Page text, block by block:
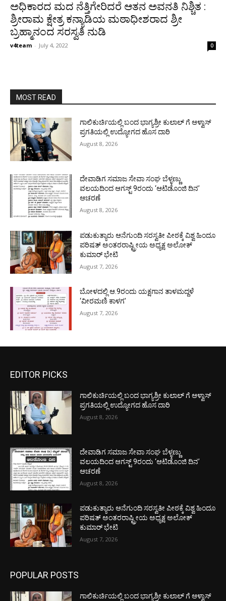
ಅಧಿಕಾರದ ಮದ ನೆತ್ತಿಗೇರಿದರೆ ಆತನ ಅವನತಿ ನಿಶ್ಚಿತ :
ಶ್ರೀರಾಮ ಕ್ಷೇತ್ರ ಕನ್ಯಾಡಿಯ ಮಠಾಧೀಶರಾದ ಶ್ರೀ
ಬ್ರಹ್ಮಾನಂದ ಸರಸ್ವತಿ ನುಡಿ
v4team - July 4, 2022 0
MOST READ
ಗಾಲಿಕುರ್ಚಿಯಲ್ಲಿ ಬಂದ ಭಾಗ್ಯಶ್ರೀ ಕುಲಾಲ್ ಗೆ ಆಳ್ವಾಸ್
ಪ್ರಗತಿಯಲ್ಲಿ ಉದ್ಯೋಗದ ಹೊಸ ದಾರಿ
August 8, 2026
ದೇವಾಡಿಗ ಸಮಾಜ ಸೇವಾ ಸಂಘ ಬೆಳ್ಳಣ್ಣು
ವಲಯದಿಂದ ಆಗಸ್ಟ್ 9ರಂದು ‘ಆಟಿಡೊಂಜಿ ದಿನ’
ಆಚರಣೆ
August 8, 2026
ಪಡುಕುತ್ಯಾರು ಆನೆಗುಂದಿ ಸರಸ್ವತೀ ಪೀಠಕ್ಕೆ ವಿಶ್ವ ಹಿಂದೂ
ಪರಿಷತ್ ಅಂತರರಾಷ್ಟ್ರೀಯ ಅಧ್ಯಕ್ಷ ಅಲೋಕ್
ಕುಮಾರ್ ಭೇಟಿ
August 7, 2026
ಬೋಳದಲ್ಲಿ ಆ.9ರಂದು ಯಕ್ಷಗಾನ ತಾಳಮದ್ದಳೆ
‘ವೀರಮಣಿ ಕಾಳಗ’
August 7, 2026
EDITOR PICKS
ಗಾಲಿಕುರ್ಚಿಯಲ್ಲಿ ಬಂದ ಭಾಗ್ಯಶ್ರೀ ಕುಲಾಲ್ ಗೆ ಆಳ್ವಾಸ್
ಪ್ರಗತಿಯಲ್ಲಿ ಉದ್ಯೋಗದ ಹೊಸ ದಾರಿ
August 8, 2026
ದೇವಾಡಿಗ ಸಮಾಜ ಸೇವಾ ಸಂಘ ಬೆಳ್ಳಣ್ಣು
ವಲಯದಿಂದ ಆಗಸ್ಟ್ 9ರಂದು ‘ಆಟಿಡೊಂಜಿ ದಿನ’
ಆಚರಣೆ
August 8, 2026
ಪಡುಕುತ್ಯಾರು ಆನೆಗುಂದಿ ಸರಸ್ವತೀ ಪೀಠಕ್ಕೆ ವಿಶ್ವ ಹಿಂದೂ
ಪರಿಷತ್ ಅಂತರರಾಷ್ಟ್ರೀಯ ಅಧ್ಯಕ್ಷ ಅಲೋಕ್
ಕುಮಾರ್ ಭೇಟಿ
August 7, 2026
POPULAR POSTS
ಗಾಲಿಕುರ್ಚಿಯಲ್ಲಿ ಬಂದ ಭಾಗ್ಯಶ್ರೀ ಕುಲಾಲ್ ಗೆ ಆಳ್ವಾಸ್